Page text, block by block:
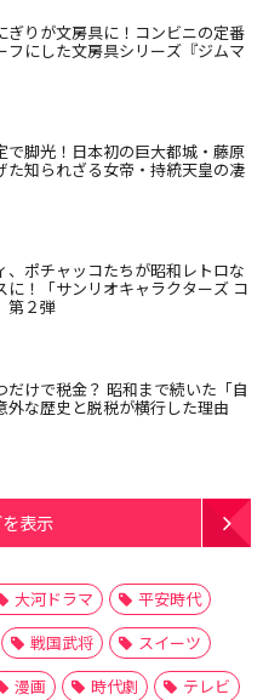
ぎりが文房具に！コンビニの定番
フにした文房具シリーズ『ジムマ
で脚光！日本初の巨大都城・藤原
た知られざる女帝・持統天皇の凄
、ポチャッコたちが昭和レトロな
に！「サンリオキャラクターズ コ
第２弾
だけで税金？ 昭和まで続いた「自
外な歴史と脱税が横行した理由
表示
大河ドラマ
平安時代
戦国武将
スイーツ
漫画 時代劇
テレビ